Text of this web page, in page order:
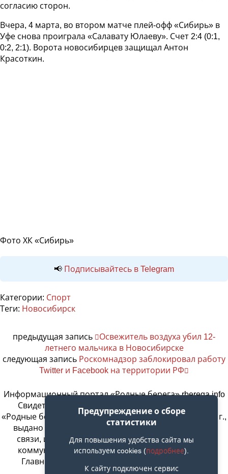
согласию сторон.
Вчера, 4 марта, во втором матче плей-офф «Сибирь» в
Уфе снова проиграла «Салавату Юлаеву». Счет 2:4 (0:1,
0:2, 2:1). Ворота новосибирцев защищал Антон
Красоткин.
Фото ХК «Сибирь»
📢 Подписывайтесь в Telegram
Категории: Спорт
Теги: Новосибирск
предыдущая запись
Освежитель воздуха убил 12-
летнего мальчика в Новосибирске
следующая запись Роскомнадзор заблокировал работу
Twitter и Facebook на территории РФ
Информационный портал «Родные берега» rberega.info
Свидетельство о регистрации сетевого издания
«Родные берега. НСК»: Эл № ФС77-74717 от 11.01.2019 г.,
выдано Федеральной службой по надзору в сфере
связи, информационных технологий и массовых
коммуникаций. Учредитель ООО «СовИнформ».
Главный редактор Байжанов Ерлан Омарович
Предупреждение о сборе
статистики
Для повышения удобства сайта мы
используем cookies (подробнее).
К сайту подключен сервис